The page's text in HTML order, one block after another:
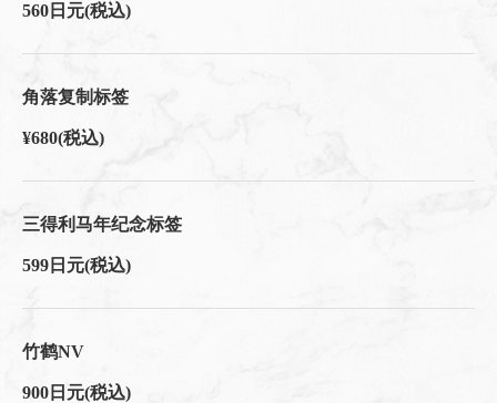
560日元(税込)
角落复制标签
¥680(税込)
三得利马年纪念标签
599日元(税込)
竹鹤NV
900日元(税込)